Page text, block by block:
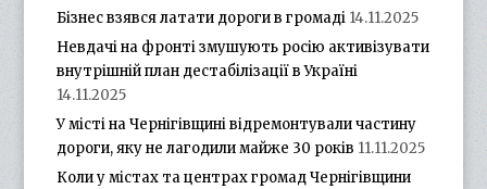
Бізнес взявся латати дороги в громаді 14.11.2025
Невдачі на фронті змушують росію активізувати
внутрішній план дестабілізації в Україні
14.11.2025
У місті на Чернігівщині відремонтували частину
дороги, яку не лагодили майже 30 років 11.11.2025
Коли у містах та центрах громад Чернігівщини